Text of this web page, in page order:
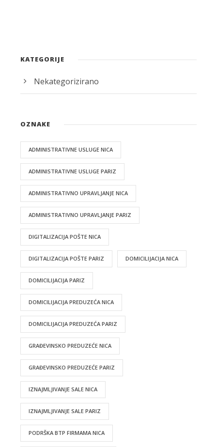
KATEGORIJE
Nekategorizirano
OZNAKE
ADMINISTRATIVNE USLUGE NICA
ADMINISTRATIVNE USLUGE PARIZ
ADMINISTRATIVNO UPRAVLJANJE NICA
ADMINISTRATIVNO UPRAVLJANJE PARIZ
DIGITALIZACIJA POŠTE NICA
DIGITALIZACIJA POŠTE PARIZ DOMICILIJACIJA NICA
DOMICILIJACIJA PARIZ
DOMICILIJACIJA PREDUZEĆA NICA
DOMICILIJACIJA PREDUZEĆA PARIZ
GRAĐEVINSKO PREDUZEĆE NICA
GRAĐEVINSKO PREDUZEĆE PARIZ
IZNAJMLJIVANJE SALE NICA
IZNAJMLJIVANJE SALE PARIZ
PODRŠKA BTP FIRMAMA NICA